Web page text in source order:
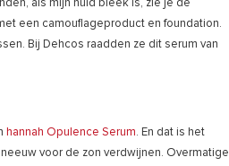
als mijn huid bleek is, zie je de
een camouflageproduct en foundation.
Bij Dehcos raadden ze dit serum van
hannah Opulence Serum. En dat is het
voor de zon verdwijnen. Overmatige